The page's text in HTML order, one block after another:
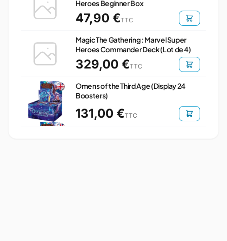
Heroes Beginner Box
47,90 €TTC
Magic The Gathering : Marvel Super
Heroes Commander Deck (Lot de 4)
329,00 €TTC
Omens of the Third Age (Display 24
Boosters)
131,00 €TTC